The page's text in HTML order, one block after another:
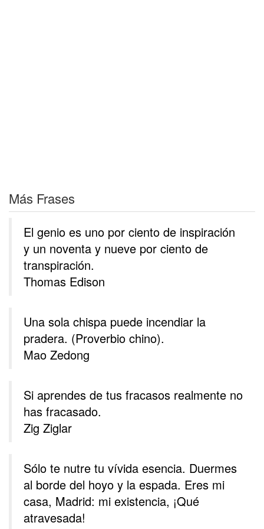
Más Frases
El genio es uno por ciento de inspiración
y un noventa y nueve por ciento de
transpiración.
Thomas Edison
Una sola chispa puede incendiar la
pradera. (Proverbio chino).
Mao Zedong
Si aprendes de tus fracasos realmente no
has fracasado.
Zig Ziglar
Sólo te nutre tu vívida esencia. Duermes
al borde del hoyo y la espada. Eres mi
casa, Madrid: mi existencia, ¡Qué
atravesada!